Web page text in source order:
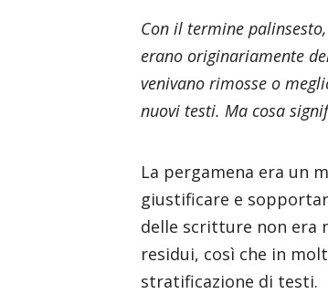
Con il termine
erano originariamente
venivano rimosse o
nuovi testi. Ma cosa
La pergamena era un
giustificare e
delle scritture non era
residui, così che in
stratificazione di testi.